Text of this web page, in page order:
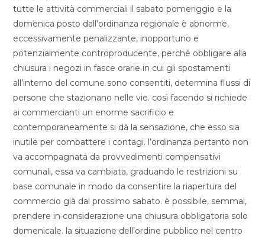
tutte le attività commerciali il sabato pomeriggio e la
domenica posto dall’ordinanza regionale è abnorme,
eccessivamente penalizzante, inopportuno e
potenzialmente controproducente, perché obbligare alla
chiusura i negozi in fasce orarie in cui gli spostamenti
all’interno del comune sono consentiti, determina flussi di
persone che stazionano nelle vie. così facendo si richiede
ai commercianti un enorme sacrificio e
contemporaneamente si dà la sensazione, che esso sia
inutile per combattere i contagi. l’ordinanza pertanto non
va accompagnata da provvedimenti compensativi
comunali, essa va cambiata, graduando le restrizioni su
base comunale in modo da consentire la riapertura del
commercio già dal prossimo sabato. è possibile, semmai,
prendere in considerazione una chiusura obbligatoria solo
domenicale. la situazione dell’ordine pubblico nel centro